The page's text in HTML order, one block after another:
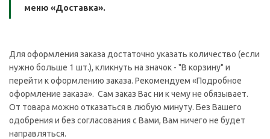
меню «Доставка».
Для оформления заказа достаточно указать количество (если
нужно больше 1 шт.), кликнуть на значок - "В корзину" и
перейти к оформлению заказа. Рекомендуем «Подробное
оформление заказа». Сам заказ Вас ни к чему не обязывает.
От товара можно отказаться в любую минуту. Без Вашего
одобрения и без согласования с Вами, Вам ничего не будет
направляться.